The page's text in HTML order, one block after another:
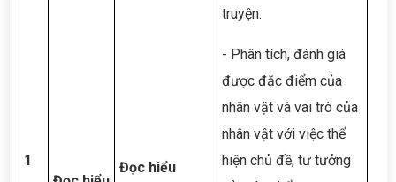
1
Đọc hiểu
truyện.
- Phân tích, đánh giá
được đặc điểm của
nhân vật và vai trò của
nhân vật với việc thể
hiện chủ đề, tư tưởng